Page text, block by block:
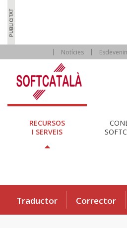
Notícies
RECURSOS
I SERVEIS
Traductor Corrector